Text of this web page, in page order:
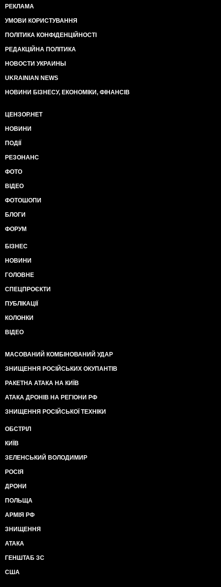
РЕКЛАМА
УМОВИ КОРИСТУВАННЯ
ПОЛІТИКА КОНФІДЕНЦІЙНОСТІ
РЕДАКЦІЙНА ПОЛІТИКА
НОВОСТИ УКРАИНЫ
UKRAINIAN NEWS
НОВИНИ БІЗНЕСУ, ЕКОНОМІКИ, ФІНАНСІВ
ЦЕНЗОР.НЕТ
НОВИНИ
ПОДІЇ
РЕЗОНАНС
ФОТО
ВІДЕО
ФОТОШОПИ
БЛОГИ
ФОРУМ
БІЗНЕС
НОВИНИ
ГОЛОВНЕ
СПЕЦПРОЄКТИ
ПУБЛІКАЦІЇ
КОЛОНКИ
ВІДЕО
МАСОВАНИЙ КОМБІНОВАНИЙ УДАР
ЗНИЩЕННЯ РОСІЙСЬКИХ ОКУПАНТІВ
РАКЕТНА АТАКА НА КИЇВ
АТАКА ДРОНІВ НА РЕГІОНИ РФ
ЗНИЩЕННЯ РОСІЙСЬКОЇ ТЕХНІКИ
ОБСТРІЛ
КИЇВ
ЗЕЛЕНСЬКИЙ ВОЛОДИМИР
РОСІЯ
ДРОНИ
ПОЛЬЩА
АРМІЯ РФ
ЗНИЩЕННЯ
АТАКА
ГЕНШТАБ ЗС
США